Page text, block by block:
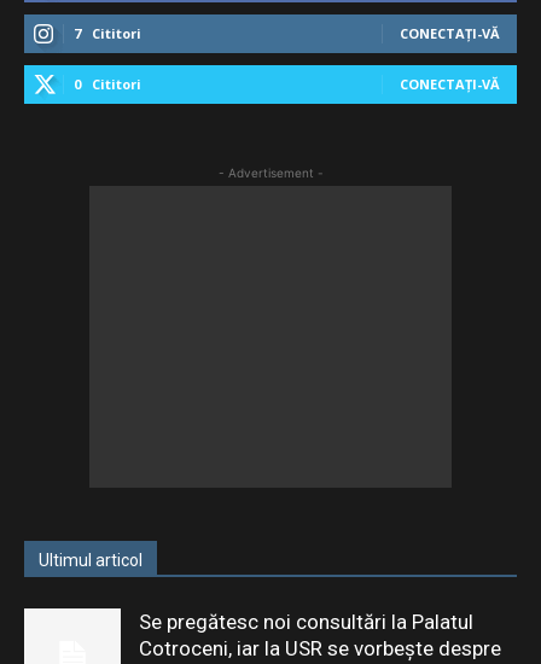
7 Cititori CONECTAȚI-VĂ
0 Cititori CONECTAȚI-VĂ
- Advertisement -
Ultimul articol
Se pregătesc noi consultări la Palatul
Cotroceni, iar la USR se vorbește despre